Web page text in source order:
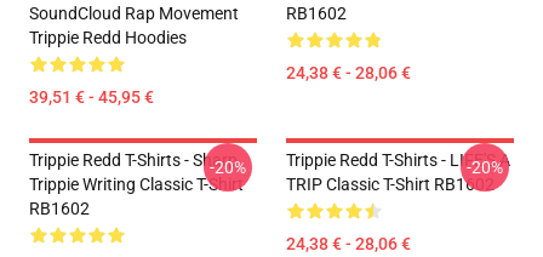
SoundCloud Rap Movement
Trippie Redd Hoodies
39,51 € - 45,95 €
RB1602
24,38 € - 28,06 €
Trippie Redd T-Shirts - Sharp
Trippie Writing Classic T-Shirt
RB1602
-20%
Trippie Redd T-Shirts - LIFE'S A
TRIP Classic T-Shirt RB1602
24,38 € - 28,06 €
-20%